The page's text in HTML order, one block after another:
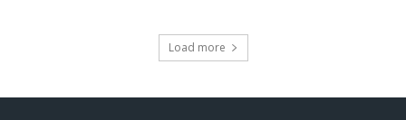
Load more